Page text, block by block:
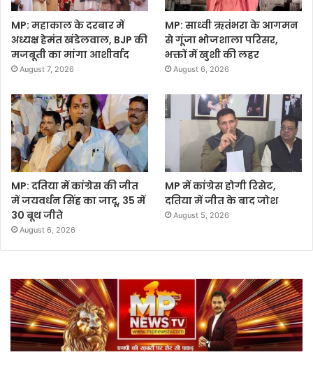
MP: महाकाल के दरबार में
अध्यक्ष हेमंत खंडेलवाल, BJP की
मजबूती का मांगा आशीर्वाद
August 7, 2026
MP: साध्वी ऋतंभरा के आगमन
से गूंजा भोजशाला परिसर,
भक्तों में खुशी की लहर
August 6, 2026
MP: दतिया में कांग्रेस की जीत
में जयवर्धन सिंह का जादू, 35 में
30 बूथ जीते
August 6, 2026
MP में कांग्रेस होगी रिसेट,
दतिया में जीत के बाद जोश
August 5, 2026